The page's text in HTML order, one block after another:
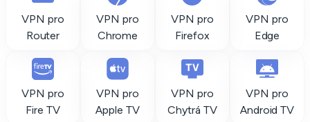
VPN pro
Router
VPN pro
Chrome
VPN pro
Firefox
VPN pro
Edge
VPN pro
Fire TV
VPN pro
Apple TV
VPN pro
Chytrá TV
VPN pro
Android TV